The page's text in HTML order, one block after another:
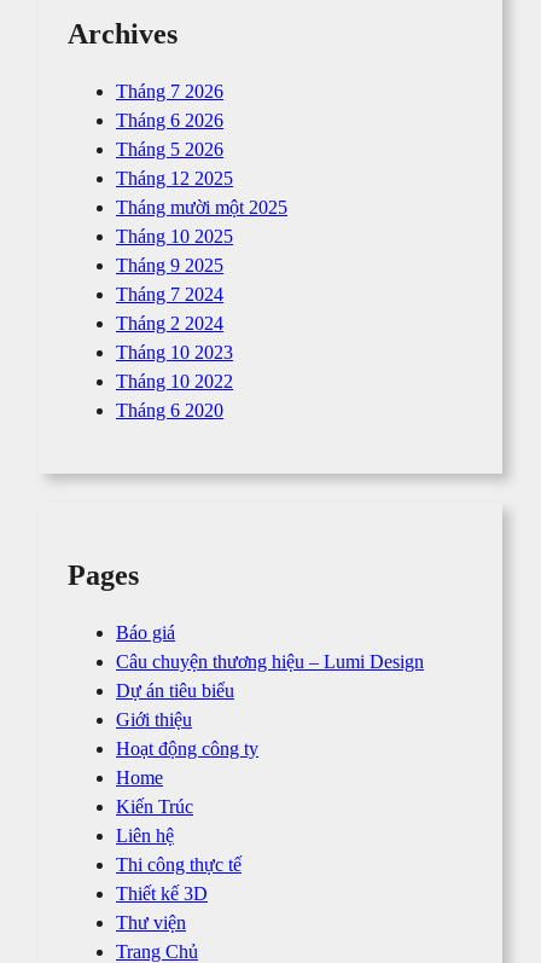
Archives
Tháng 7 2026
Tháng 6 2026
Tháng 5 2026
Tháng 12 2025
Tháng mười một 2025
Tháng 10 2025
Tháng 9 2025
Tháng 7 2024
Tháng 2 2024
Tháng 10 2023
Tháng 10 2022
Tháng 6 2020
Pages
Báo giá
Câu chuyện thương hiệu – Lumi Design
Dự án tiêu biểu
Giới thiệu
Hoạt động công ty
Home
Kiến Trúc
Liên hệ
Thi công thực tế
Thiết kế 3D
Thư viện
Trang Chủ